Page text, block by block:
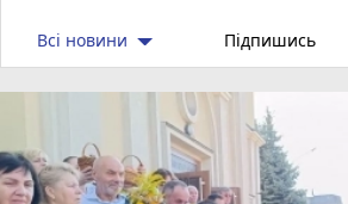
Всі новини Підпишись